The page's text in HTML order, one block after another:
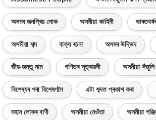
অসমৰ জনপ্ৰিয় লোক অসমীয়া কাহিনী
অসমীয়া শব্দ বাক্য ৰচনা অসমৰ উদ্ভিদ
জীৱ-জন্তু নাম গণিতৰ সূত্ৰাৱলী অসমীয়া সঁজুলি
বিশেষ্যৰ পৰা বিশেষণলৈ এটা শব্দত প্ৰকাশ কৰা
মহান লোকৰ বাণী অসমীয়া নেওঁতা অসমীয়া